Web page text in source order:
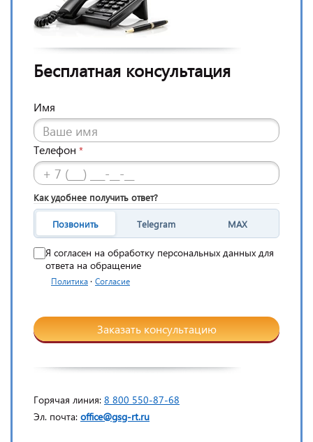
Бесплатная консультация
Имя
Телефон *
Как удобнее получить ответ?
Позвонить Telegram MAX
Я согласен на обработку персональных данных для
ответа на обращение
Политика · Согласие
Заказать консультацию
Горячая линия: 8 800 550-87-68
Эл. почта: office@gsg-rt.ru